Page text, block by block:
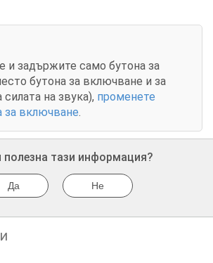
и задържите само бутона за
бутона за включване и за
на звука), променете
за включване.
полезна тази информация?
Да Не